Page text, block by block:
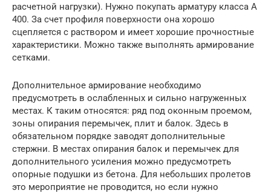
расчетной нагрузки). Нужно покупать арматуру класса А
400. За счет профиля поверхности она хорошо
сцепляется с раствором и имеет хорошие прочностные
характеристики. Можно также выполнять армирование
сетками.
Дополнительное армирование необходимо
предусмотреть в ослабленных и сильно нагруженных
местах. К таким относятся: ряд под оконным проемом,
зоны опирания перемычек, плит и балок. Здесь в
обязательном порядке заводят дополнительные
стержни. В местах опирания балок и перемычек для
дополнительного усиления можно предусмотреть
опорные подушки из бетона. Для небольших пролетов
это мероприятие не проводится, но если нужно